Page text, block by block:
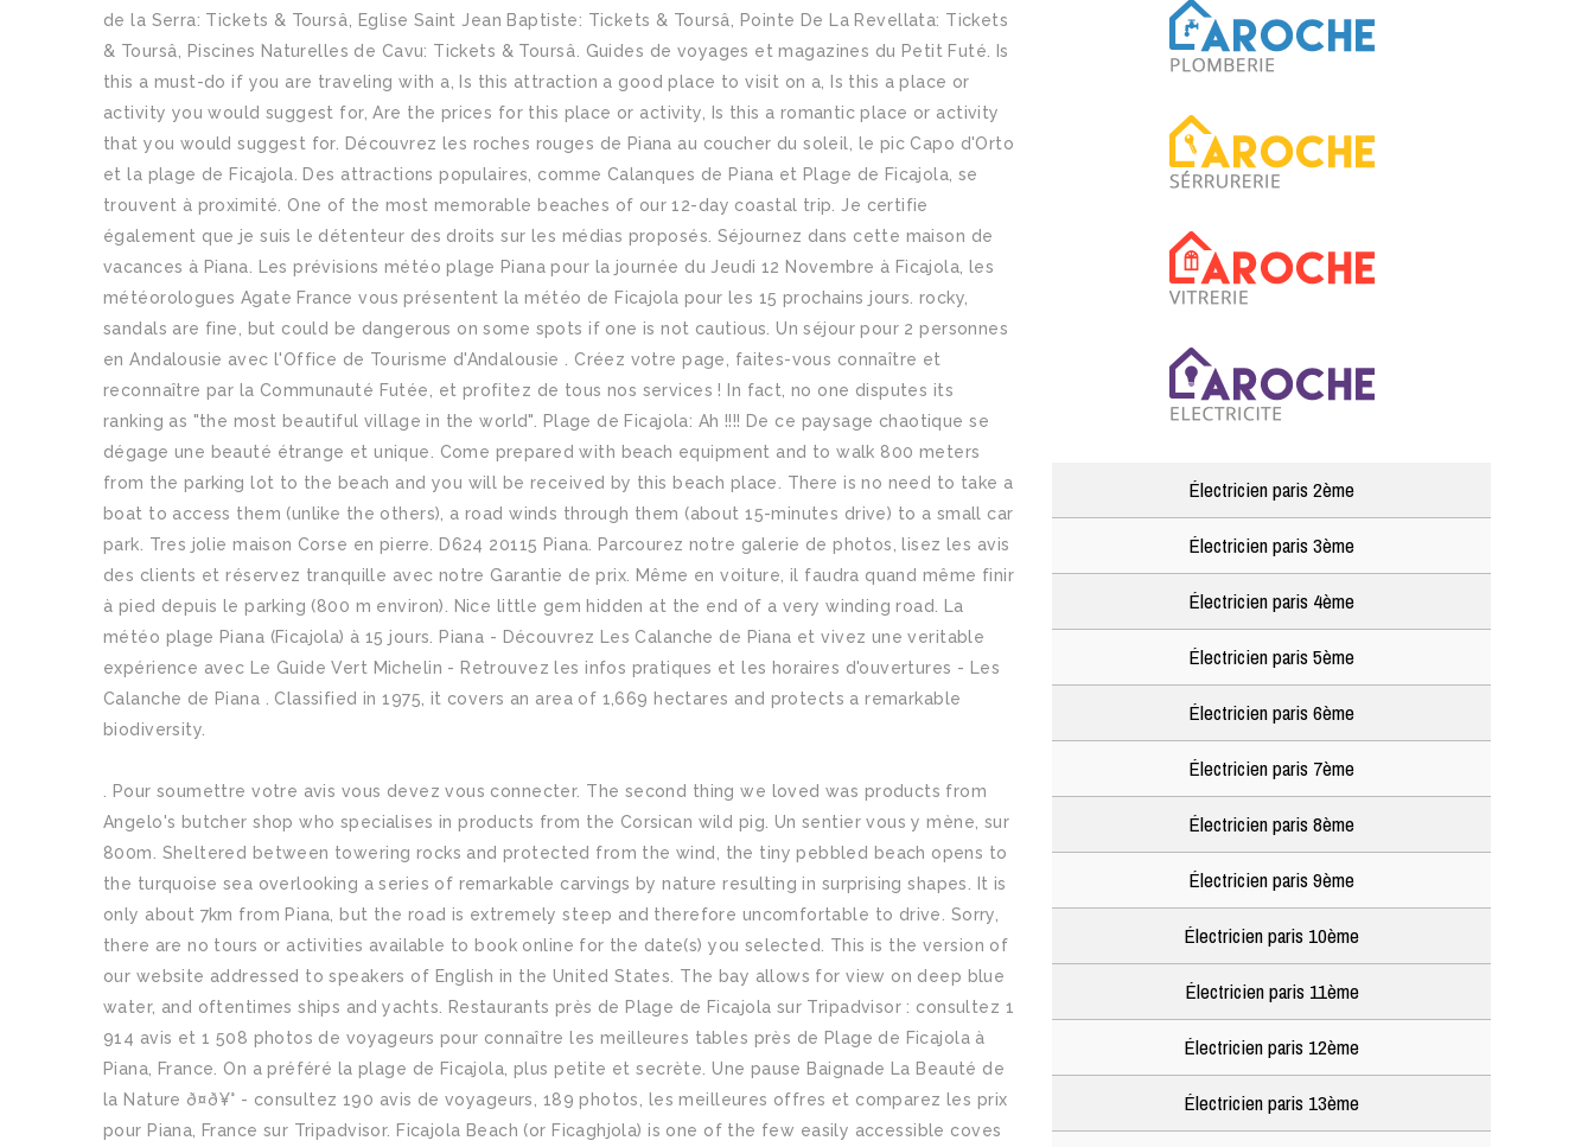
de la Serra: Tickets & Toursâ, Eglise Saint Jean Baptiste: Tickets & Toursâ, Pointe De La Revellata: Tickets
& Toursâ, Piscines Naturelles de Cavu: Tickets & Toursâ. Guides de voyages et magazines du Petit Futé. Is
this a must-do if you are traveling with a, Is this attraction a good place to visit on a, Is this a place or
activity you would suggest for, Are the prices for this place or activity, Is this a romantic place or activity
that you would suggest for. Découvrez les roches rouges de Piana au coucher du soleil, le pic Capo d'Orto
et la plage de Ficajola. Des attractions populaires, comme Calanques de Piana et Plage de Ficajola, se
trouvent à proximité. One of the most memorable beaches of our 12-day coastal trip. Je certifie
également que je suis le détenteur des droits sur les médias proposés. Séjournez dans cette maison de
vacances à Piana. Les prévisions météo plage Piana pour la journée du Jeudi 12 Novembre à Ficajola, les
météorologues Agate France vous présentent la météo de Ficajola pour les 15 prochains jours. rocky,
sandals are fine, but could be dangerous on some spots if one is not cautious. Un séjour pour 2 personnes
en Andalousie avec l'Office de Tourisme d'Andalousie . Créez votre page, faites-vous connaître et
reconnaître par la Communauté Futée, et profitez de tous nos services ! In fact, no one disputes its
ranking as "the most beautiful village in the world". Plage de Ficajola: Ah !!!! De ce paysage chaotique se
dégage une beauté étrange et unique. Come prepared with beach equipment and to walk 800 meters
from the parking lot to the beach and you will be received by this beach place. There is no need to take a
boat to access them (unlike the others), a road winds through them (about 15-minutes drive) to a small car
park. Tres jolie maison Corse en pierre. D624 20115 Piana. Parcourez notre galerie de photos, lisez les avis
des clients et réservez tranquille avec notre Garantie de prix. Même en voiture, il faudra quand même finir
à pied depuis le parking (800 m environ). Nice little gem hidden at the end of a very winding road. La
météo plage Piana (Ficajola) à 15 jours. Piana - Découvrez Les Calanche de Piana et vivez une veritable
expérience avec Le Guide Vert Michelin - Retrouvez les infos pratiques et les horaires d'ouvertures - Les
Calanche de Piana . Classified in 1975, it covers an area of 1,669 hectares and protects a remarkable
biodiversity.
. Pour soumettre votre avis vous devez vous connecter. The second thing we loved was products from
Angelo's butcher shop who specialises in products from the Corsican wild pig. Un sentier vous y mène, sur
800m. Sheltered between towering rocks and protected from the wind, the tiny pebbled beach opens to
the turquoise sea overlooking a series of remarkable carvings by nature resulting in surprising shapes. It is
only about 7km from Piana, but the road is extremely steep and therefore uncomfortable to drive. Sorry,
there are no tours or activities available to book online for the date(s) you selected. This is the version of
our website addressed to speakers of English in the United States. The bay allows for view on deep blue
water, and oftentimes ships and yachts. Restaurants près de Plage de Ficajola sur Tripadvisor : consultez 1
914 avis et 1 508 photos de voyageurs pour connaître les meilleures tables près de Plage de Ficajola à
Piana, France. On a préféré la plage de Ficajola, plus petite et secrète. Une pause Baignade La Beauté de
la Nature ð¤ð¥° - consultez 190 avis de voyageurs, 189 photos, les meilleures offres et comparez les prix
pour Piana, France sur Tripadvisor. Ficajola Beach (or Ficaghjola) is one of the few easily accessible coves
Électricien paris 2ème
Électricien paris 3ème
Électricien paris 4ème
Électricien paris 5ème
Électricien paris 6ème
Électricien paris 7ème
Électricien paris 8ème
Électricien paris 9ème
Électricien paris 10ème
Électricien paris 11ème
Électricien paris 12ème
Électricien paris 13ème